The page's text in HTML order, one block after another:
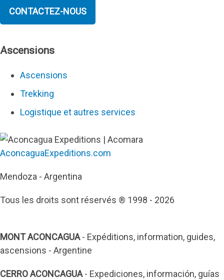
CONTACTEZ-NOUS
Ascensions
Ascensions
Trekking
Logistique et autres services
AconcaguaExpeditions.com
Mendoza - Argentina
Tous les droits sont réservés ® 1998 - 2026
MONT ACONCAGUA- Expéditions, information, guides,
ascensions - Argentine
CERRO ACONCAGUA- Expediciones, información, guías